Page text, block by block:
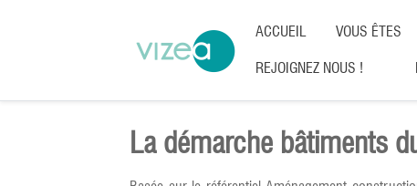
ACCUEIL VOUS ÊTES
REJOIGNEZ NOUS !
La démarche bâtiments